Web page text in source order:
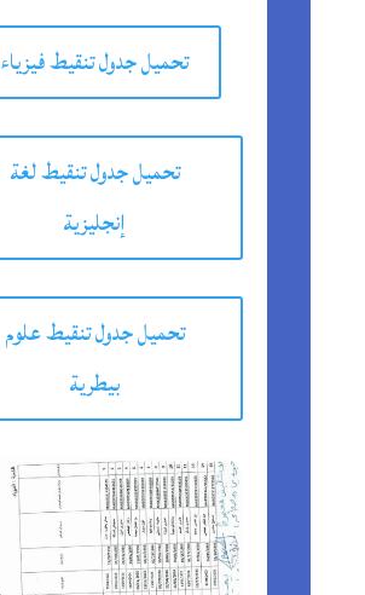
تحميل جدول تنقيط فيزياء
تحميل جدول تنقيط لغة
إنجليزية
تحميل جدول تنقيط علوم
بيطرية